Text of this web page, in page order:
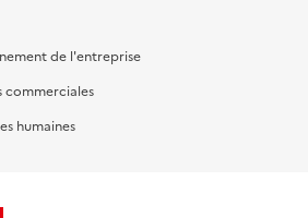
de l'entreprise
commerciales
humaines